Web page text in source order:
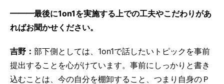
━━━最後に1on1を実施する上での工夫やこだわりがあ
ればお聞かせください。
吉野： 部下側としては、1on1で話したいトピックを事前
提出することを心がけています。事前にしっかりと書き
込むことは、今の自分を棚卸すること、つまり自身のＰ